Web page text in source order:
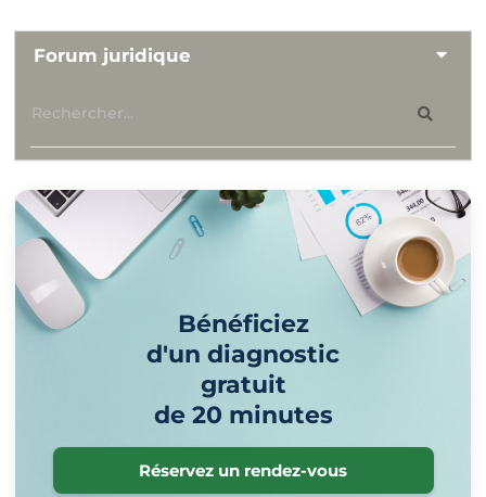
Forum juridique
Bénéficiez
d'un diagnostic
gratuit
de 20 minutes
Réservez un rendez-vous